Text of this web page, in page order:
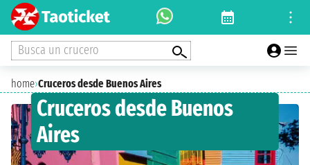
Busca un crucero
home›Cruceros desde Buenos Aires
Cruceros desde Buenos
Aires